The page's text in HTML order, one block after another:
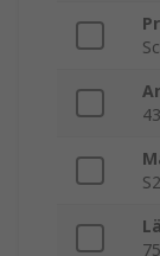
43